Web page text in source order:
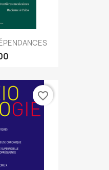
favorite_border